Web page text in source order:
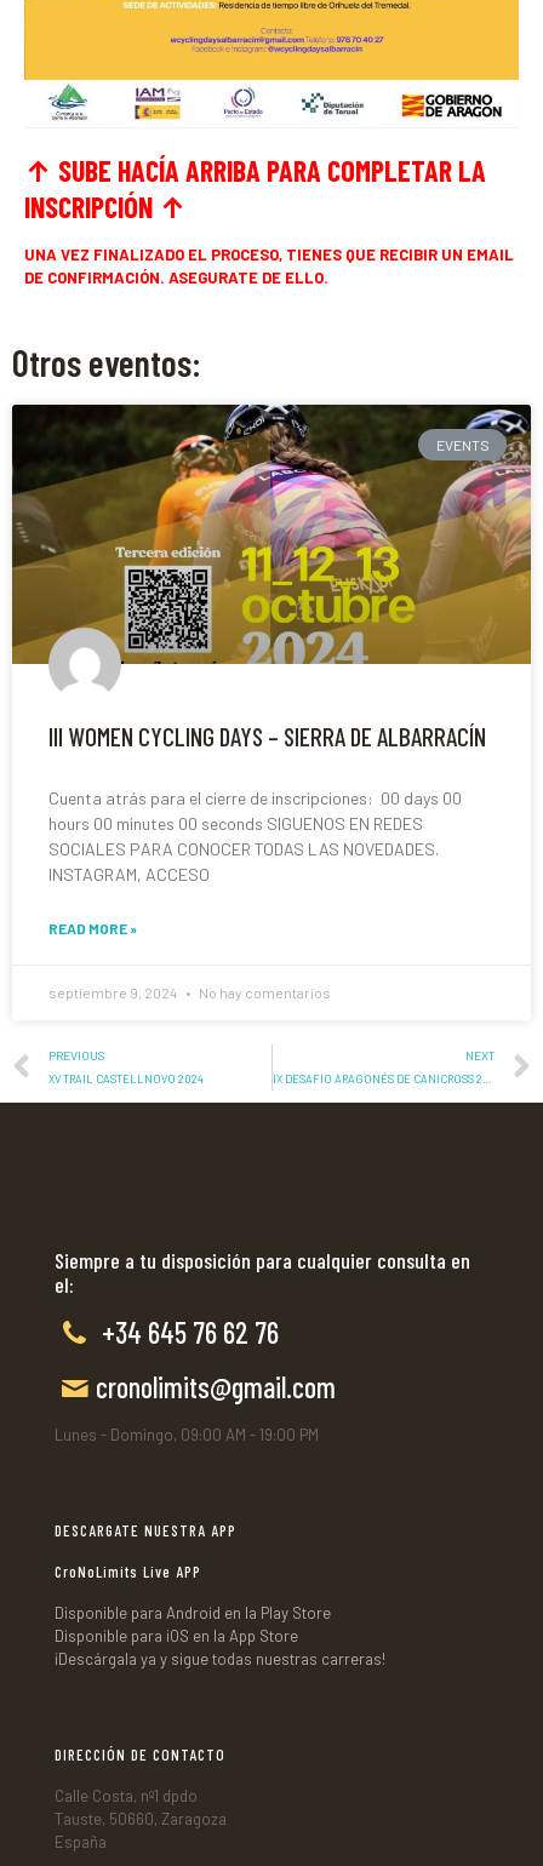
↑ SUBE HACÍA ARRIBA PARA COMPLETAR LA
INSCRIPCIÓN ↑
UNA VEZ FINALIZADO EL PROCESO, TIENES QUE RECIBIR UN EMAIL
DE CONFIRMACIÓN. ASEGURATE DE ELLO.
Otros eventos:
EVENTS
III WOMEN CYCLING DAYS – SIERRA DE ALBARRACÍN
Cuenta atrás para el cierre de inscripciones: 00 days 00
hours 00 minutes 00 seconds SIGUENOS EN REDES
SOCIALES PARA CONOCER TODAS LAS NOVEDADES.
INSTAGRAM, ACCESO
READ MORE »
septiembre 9, 2024 No hay comentarios
PREVIOUS
XV TRAIL CASTELLNOVO 2024
NEXT
Siempre a tu disposición para cualquier consulta en
el:
+34 645 76 62 76
cronolimits@gmail.com
Lunes - Domingo, 09:00 AM - 19:00 PM
DESCARGATE NUESTRA APP
CroNoLimits Live APP
Disponible para Android en la Play Store
Disponible para iOS en la App Store
¡Descárgala ya y sigue todas nuestras carreras!
DIRECCIÓN DE CONTACTO
Calle Costa, nº1 dpdo
Tauste, 50660, Zaragoza
España